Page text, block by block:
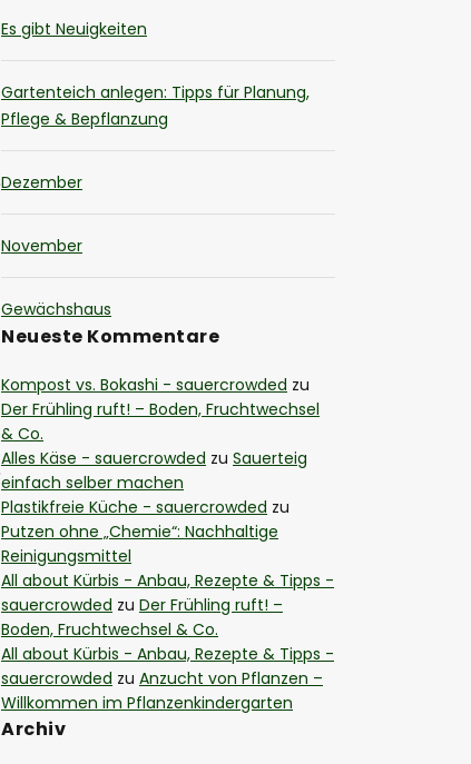
Es gibt Neuigkeiten
Gartenteich anlegen: Tipps für Planung,
Pflege & Bepflanzung
Dezember
November
Gewächshaus
Neueste Kommentare
Kompost vs. Bokashi - sauercrowded zu
Der Frühling ruft! – Boden, Fruchtwechsel
& Co.
Alles Käse - sauercrowded zu Sauerteig
einfach selber machen
Plastikfreie Küche - sauercrowded zu
Putzen ohne „Chemie“: Nachhaltige
Reinigungsmittel
All about Kürbis - Anbau, Rezepte & Tipps -
sauercrowded zu Der Frühling ruft! –
Boden, Fruchtwechsel & Co.
All about Kürbis - Anbau, Rezepte & Tipps -
sauercrowded zu Anzucht von Pflanzen –
Willkommen im Pflanzenkindergarten
Archiv